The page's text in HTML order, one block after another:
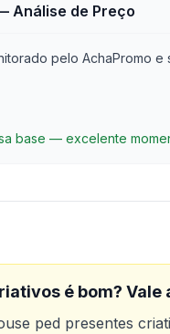
Análise de Preço
pelo AchaPromo e
base — excelente
é bom? Vale
ped presentes